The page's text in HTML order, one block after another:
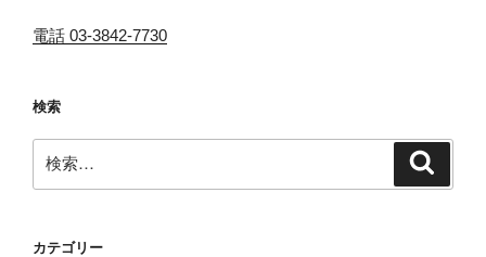
電話 03-3842-7730
検索
索:
カテゴリー